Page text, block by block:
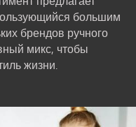
большим
брендов ручного
микс, чтобы
жизни.